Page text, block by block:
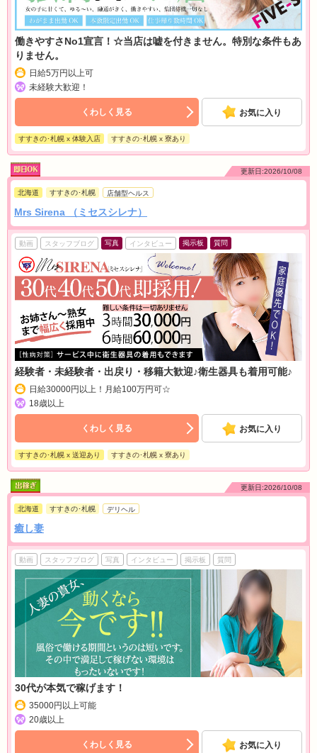
働きやすさNo1宣言！☆当店は嘘を付きません。特別な条件もあ
りません。
日給5万円以上可
未経験大歓迎！
くわしく見る お気に入り
すすきの･札幌 x 体験入店 すすきの･札幌 x 寮あり
更新日:2026/10/08
北海道 すすきの･札幌 店舗型ヘルス
Mrs Sirena （ミセスシレナ）
動画 スタッフブログ 写真 インタビュー 掲示板 質問
経験者・未経験者・出戻り・移籍大歓迎♪衛生器具も着用可能♪
日給30000円以上！月給100万円可☆
18歳以上
くわしく見る お気に入り
すすきの･札幌 x 送迎あり すすきの･札幌 x 寮あり
更新日:2026/10/08
北海道 すすきの･札幌 デリヘル
癒し妻
動画 スタッフブログ 写真 インタビュー 掲示板 質問
30代が本気で稼げます！
35000円以上可能
20歳以上
くわしく見る お気に入り